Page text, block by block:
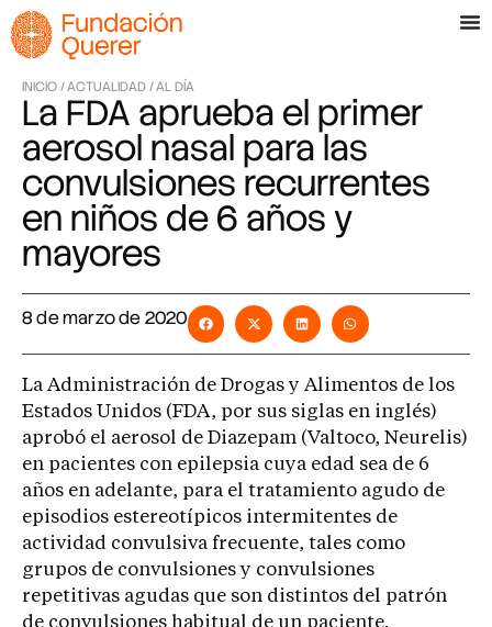
INICIO /ACTUALIDAD /AL DÍA
La FDA aprueba el primer
aerosol nasal para las
convulsiones recurrentes
en niños de 6 años y
mayores
8 de marzo de 2020
La Administración de Drogas y Alimentos de los
Estados Unidos (FDA, por sus siglas en inglés)
aprobó el aerosol de Diazepam (Valtoco, Neurelis)
en pacientes con epilepsia cuya edad sea de 6
años en adelante, para el tratamiento agudo de
episodios estereotípicos intermitentes de
actividad convulsiva frecuente, tales como
grupos de convulsiones y convulsiones
repetitivas agudas que son distintos del patrón
de convulsiones habitual de un paciente.